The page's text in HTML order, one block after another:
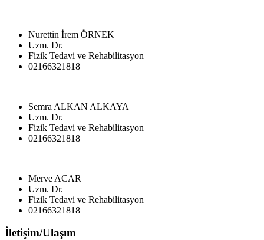
Nurettin İrem ÖRNEK
Uzm. Dr.
Fizik Tedavi ve Rehabilitasyon
02166321818
Semra ALKAN ALKAYA
Uzm. Dr.
Fizik Tedavi ve Rehabilitasyon
02166321818
Merve ACAR
Uzm. Dr.
Fizik Tedavi ve Rehabilitasyon
02166321818
İletişim/Ulaşım